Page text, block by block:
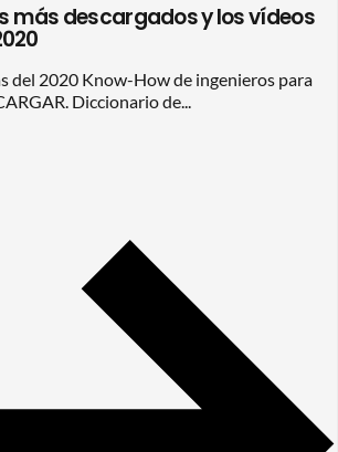
más descargados y los vídeos
del 2020 Know-How de ingenieros para
Diccionario de...